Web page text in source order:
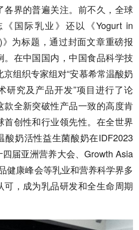
各界的普遍关注。前不久，全球
国际乳业》还以《Yogurt in
为标题，通过封面文章重磅报
。在中国国内，中国食品科学技
组织专家组对“安慕希常温酸奶
研究及产品开发”项目进行了论
款全新突破性产品一致的高度肯
首创性和行业领先性。在全世界
酸奶活性益生菌酸奶在IDF2023
届亚洲营养大会、Growth Asia
健康峰会等乳业和营养科学界多
可，成为乳品研发和全生命周期